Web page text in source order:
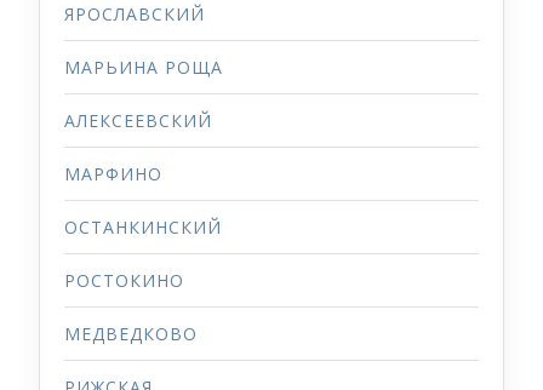
ЯРОСЛАВСКИЙ
МАРЬИНА РОЩА
АЛЕКСЕЕВСКИЙ
МАРФИНО
ОСТАНКИНСКИЙ
РОСТОКИНО
МЕДВЕДКОВО